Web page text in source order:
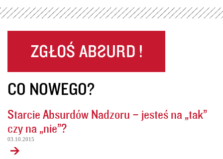
CO NOWEGO?
Starcie Absurdów Nadzoru – jesteś na „tak”
czy na „nie”?
03.10.2015